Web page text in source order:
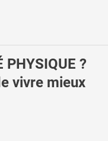
PHYSIQUE ?
vivre mieux